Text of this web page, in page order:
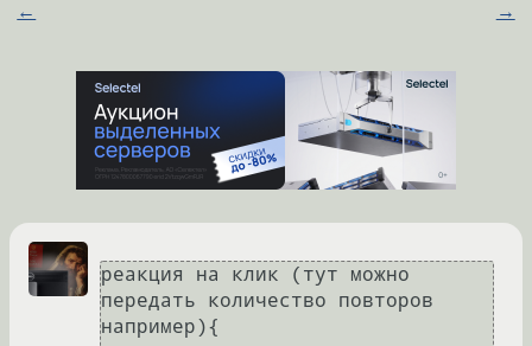
← →
реакция на клик (тут можно
передать количество повторов
например){